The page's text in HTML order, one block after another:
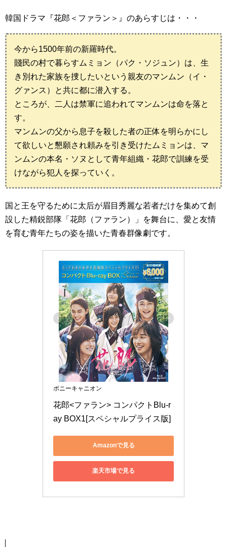
韓国ドラマ『花郎＜ファラン＞』のあらすじは・・・
今から1500年前の新羅時代。
賤民の村で暮らすムミョン（パク・ソジュン）は、生
き別れた家族を捜したいという親友のマンムン（イ・
グァンス）と共に都に潜入する。
ところが、二人は禁軍に追われてマンムンは命を落と
す。
マンムンの父から息子を殺した者の正体を明らかにし
て欲しいと懇願され頼みを引き受けたムミョンは、マ
ンムンの本名・ソヌとして青年組織・花郎で訓練を受
けながら犯人を探っていく。
国と王を守るために太后が眉目秀麗な若者だけを集めて創
設した精鋭部隊「花郎（ファラン）」を舞台に、愛と友情
を育む青年たちの姿を描いた青春群像劇です。
ポニーキャニオン
花郎<ファラン> コンパクトBlu-r
ay BOX1[スペシャルプライス版]
Amazonで見る
楽天市場で見る